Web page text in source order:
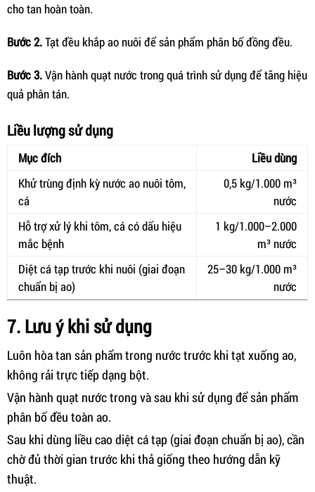
cho tan hoàn toàn.
Bước 2.Tạt đều khắp ao nuôi để sản phẩm phân bố đồng đều.
Bước 3.Vận hành quạt nước trong quá trình sử dụng để tăng hiệu
quả phân tán.
Liều lượng sử dụng
Mục đích
Liều dùng
Khử trùng định kỳ nước ao nuôi tôm,
cá
0,5 kg/1.000 m³
nước
Hỗ trợ xử lý khi tôm, cá có dấu hiệu
mắc bệnh
1 kg/1.000–2.000
m³ nước
Diệt cá tạp trước khi nuôi (giai đoạn
chuẩn bị ao)
25–30 kg/1.000 m³
nước
7. Lưu ý khi sử dụng
Luôn hòa tan sản phẩm trong nước trước khi tạt xuống ao,
không rải trực tiếp dạng bột.
Vận hành quạt nước trong và sau khi sử dụng để sản phẩm
phân bố đều toàn ao.
Sau khi dùng liều cao diệt cá tạp (giai đoạn chuẩn bị ao), cần
chờ đủ thời gian trước khi thả giống theo hướng dẫn kỹ
thuật.